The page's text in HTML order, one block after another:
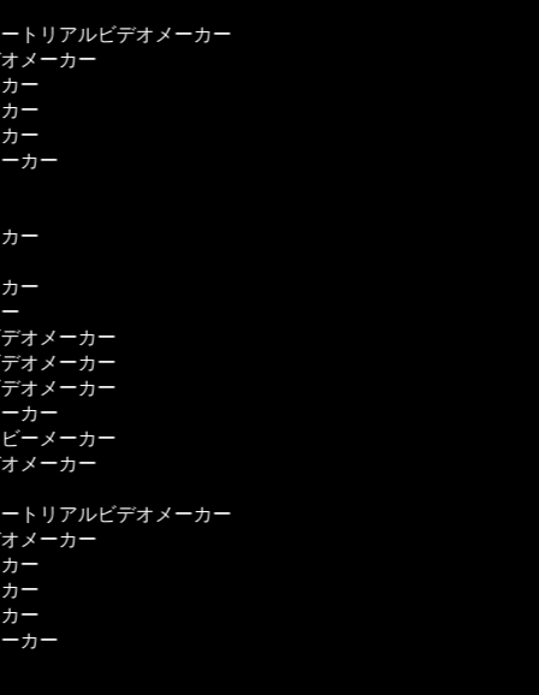
トリアルビデオメーカー
メーカー
ー
ー
ー
カー
ー
ー
オメーカー
オメーカー
オメーカー
カー
ーメーカー
メーカー
トリアルビデオメーカー
メーカー
ー
ー
ー
カー